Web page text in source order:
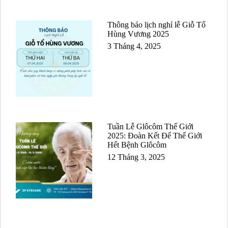
Thông báo lịch nghỉ lễ Giỗ Tổ
Hùng Vương 2025
3 Tháng 4, 2025
Tuần Lễ Glôcôm Thế Giới
2025: Đoàn Kết Để Thế Giới
Hết Bệnh Glôcôm
12 Tháng 3, 2025